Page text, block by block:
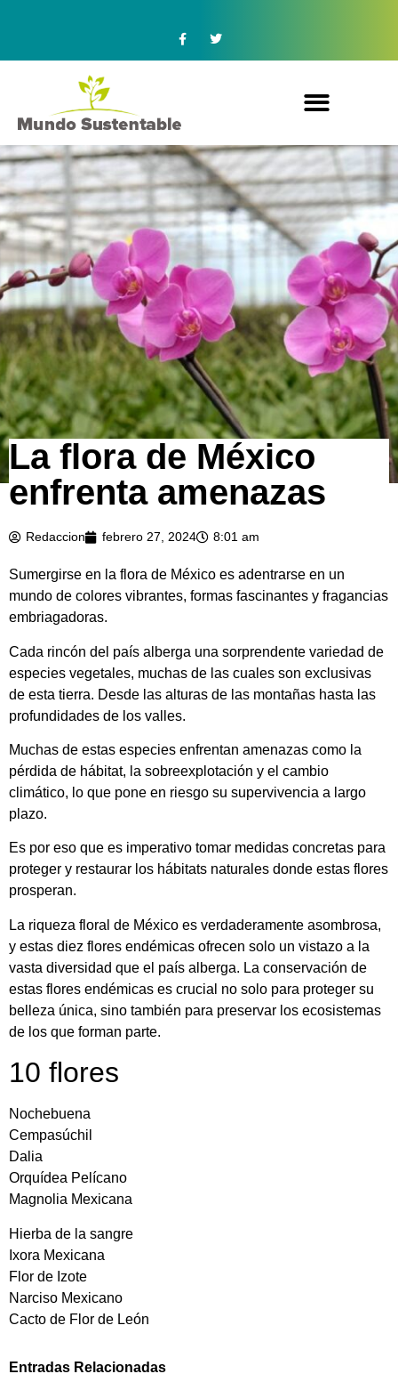
La flora de México
enfrenta amenazas
Redaccion febrero 27, 2024 8:01 am
Sumergirse en la flora de México es adentrarse en un
mundo de colores vibrantes, formas fascinantes y fragancias
embriagadoras.
Cada rincón del país alberga una sorprendente variedad de
especies vegetales, muchas de las cuales son exclusivas
de esta tierra. Desde las alturas de las montañas hasta las
profundidades de los valles.
Muchas de estas especies enfrentan amenazas como la
pérdida de hábitat, la sobreexplotación y el cambio
climático, lo que pone en riesgo su supervivencia a largo
plazo.
Es por eso que es imperativo tomar medidas concretas para
proteger y restaurar los hábitats naturales donde estas flores
prosperan.
La riqueza floral de México es verdaderamente asombrosa,
y estas diez flores endémicas ofrecen solo un vistazo a la
vasta diversidad que el país alberga. La conservación de
estas flores endémicas es crucial no solo para proteger su
belleza única, sino también para preservar los ecosistemas
de los que forman parte.
10 flores
Nochebuena
Cempasúchil
Dalia
Orquídea Pelícano
Magnolia Mexicana
Hierba de la sangre
Ixora Mexicana
Flor de Izote
Narciso Mexicano
Cacto de Flor de León
Entradas Relacionadas